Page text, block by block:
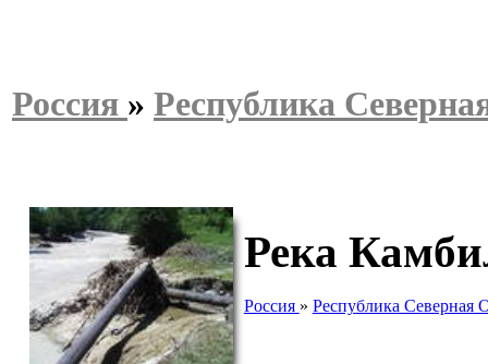
Россия » Республика
Река
Россия » Республика Северная